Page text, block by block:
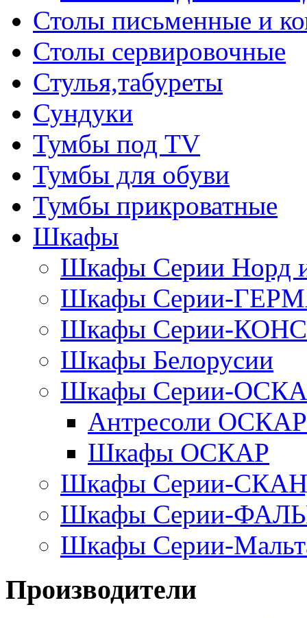
Столы письменные и
Столы сервировочные
Стулья,табуреты
Сундуки
Тумбы под TV
Тумбы для обуви
Тумбы прикроватные
Шкафы
Шкафы Серии
Шкафы Серии-
Шкафы Серии-
Шкафы Белорусии
Шкафы Серии-
Антресоли ОСКАР
Шкафы ОСКАР
Шкафы Серии-
Шкафы Серии-
Шкафы Серии-
Производители